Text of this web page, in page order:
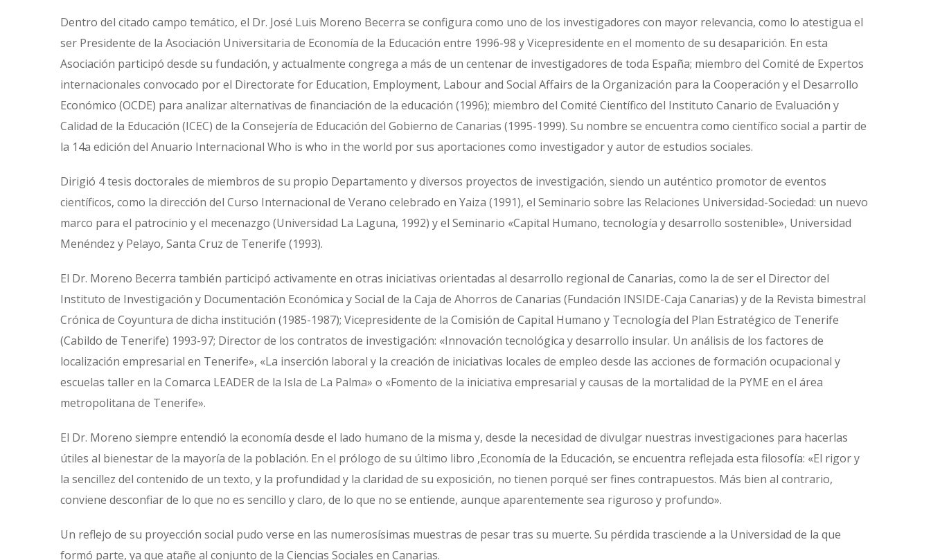
Dentro del citado campo temático, el Dr. José Luis Moreno Becerra se configura como uno de los investigadores con mayor relevancia, como lo atestigua el
ser Presidente de la Asociación Universitaria de Economía de la Educación entre 1996-98 y Vicepresidente en el momento de su desaparición. En esta
Asociación participó desde su fundación, y actualmente congrega a más de un centenar de investigadores de toda España; miembro del Comité de Expertos
internacionales convocado por el Directorate for Education, Employment, Labour and Social Affairs de la Organización para la Cooperación y el Desarrollo
Económico (OCDE) para analizar alternativas de financiación de la educación (1996); miembro del Comité Científico del Instituto Canario de Evaluación y
Calidad de la Educación (ICEC) de la Consejería de Educación del Gobierno de Canarias (1995-1999). Su nombre se encuentra como científico social a partir de
la 14a edición del Anuario Internacional Who is who in the world por sus aportaciones como investigador y autor de estudios sociales.
Dirigió 4 tesis doctorales de miembros de su propio Departamento y diversos proyectos de investigación, siendo un auténtico promotor de eventos
científicos, como la dirección del Curso Internacional de Verano celebrado en Yaiza (1991), el Seminario sobre las Relaciones Universidad-Sociedad: un nuevo
marco para el patrocinio y el mecenazgo (Universidad La Laguna, 1992) y el Seminario «Capital Humano, tecnología y desarrollo sostenible», Universidad
Menéndez y Pelayo, Santa Cruz de Tenerife (1993).
El Dr. Moreno Becerra también participó activamente en otras iniciativas orientadas al desarrollo regional de Canarias, como la de ser el Director del
Instituto de Investigación y Documentación Económica y Social de la Caja de Ahorros de Canarias (Fundación INSIDE-Caja Canarias) y de la Revista bimestral
Crónica de Coyuntura de dicha institución (1985-1987); Vicepresidente de la Comisión de Capital Humano y Tecnología del Plan Estratégico de Tenerife
(Cabildo de Tenerife) 1993-97; Director de los contratos de investigación: «Innovación tecnológica y desarrollo insular. Un análisis de los factores de
localización empresarial en Tenerife», «La inserción laboral y la creación de iniciativas locales de empleo desde las acciones de formación ocupacional y
escuelas taller en la Comarca LEADER de la Isla de La Palma» o «Fomento de la iniciativa empresarial y causas de la mortalidad de la PYME en el área
metropolitana de Tenerife».
El Dr. Moreno siempre entendió la economía desde el lado humano de la misma y, desde la necesidad de divulgar nuestras investigaciones para hacerlas
útiles al bienestar de la mayoría de la población. En el prólogo de su último libro ,Economía de la Educación, se encuentra reflejada esta filosofía: «El rigor y
la sencillez del contenido de un texto, y la profundidad y la claridad de su exposición, no tienen porqué ser fines contrapuestos. Más bien al contrario,
conviene desconfiar de lo que no es sencillo y claro, de lo que no se entiende, aunque aparentemente sea riguroso y profundo».
Un reflejo de su proyección social pudo verse en las numerosísimas muestras de pesar tras su muerte. Su pérdida trasciende a la Universidad de la que
formó parte, ya que atañe al conjunto de la Ciencias Sociales en Canarias.